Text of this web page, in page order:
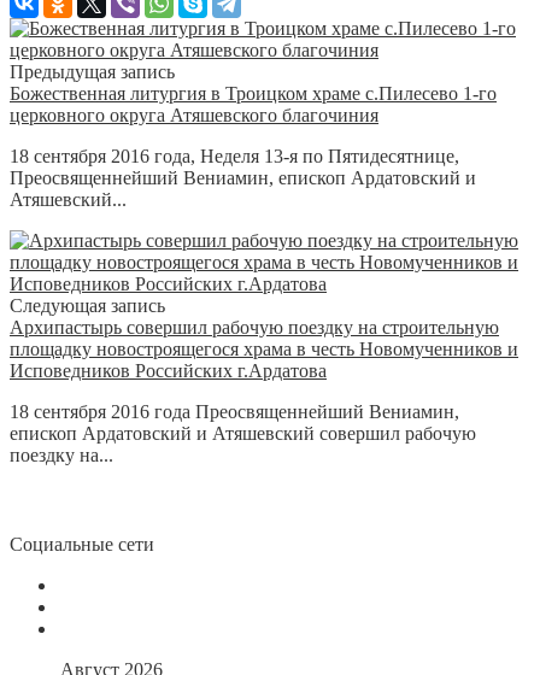
Предыдущая запись
Божественная литургия в Троицком храме с.Пилесево 1-го
церковного округа Атяшевского благочиния
18 сентября 2016 года, Неделя 13-я по Пятидесятнице,
Преосвященнейший Вениамин, епископ Ардатовский и
Атяшевский...
Следующая запись
Архипастырь совершил рабочую поездку на строительную
площадку новостроящегося храма в честь Новомученников и
Исповедников Российских г.Ардатова
18 сентября 2016 года Преосвященнейший Вениамин,
епископ Ардатовский и Атяшевский совершил рабочую
поездку на...
Социальные сети
Август 2026